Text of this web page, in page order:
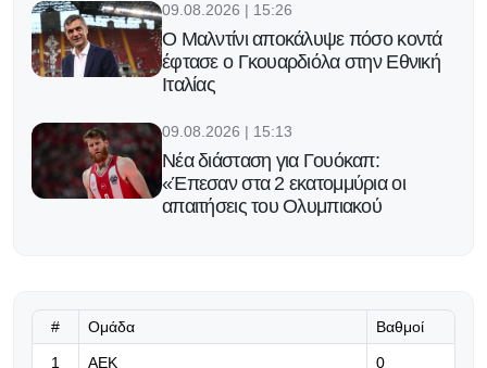
09.08.2026 | 15:26
Ο Μαλντίνι αποκάλυψε πόσο κοντά
έφτασε ο Γκουαρδιόλα στην Εθνική
Ιταλίας
09.08.2026 | 15:13
Νέα διάσταση για Γουόκαπ:
«Έπεσαν στα 2 εκατομμύρια οι
απαιτήσεις του Ολυμπιακού
# Ομάδα Βαθμοί
1 ΑΕΚ 0